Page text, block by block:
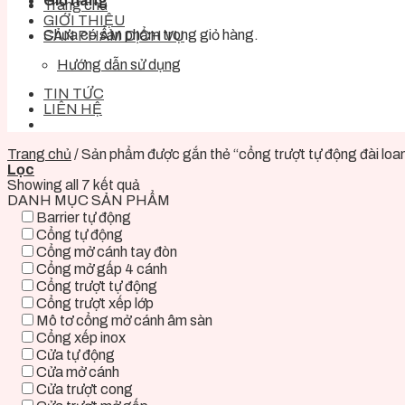
Chưa có sản phẩm trong giỏ hàng.
Trang chủ
GIỚI THIỆU
SẢN PHẨM DỊCH VỤ
Hướng dẫn sử dụng
TIN TỨC
LIÊN HỆ
Trang chủ /Sản phẩm được gắn thẻ “cổng trượt tự động đài
Lọc
Showing all 7 kết quả
DANH MỤC SẢN PHẨM
Barrier tự động
Cổng tự động
Cổng mở cánh tay đòn
Cổng mở gấp 4 cánh
Cổng trượt tự động
Cổng trượt xếp lớp
Mô tơ cổng mở cánh âm sàn
Cổng xếp inox
Cửa tự động
Cửa mở cánh
Cửa trượt cong